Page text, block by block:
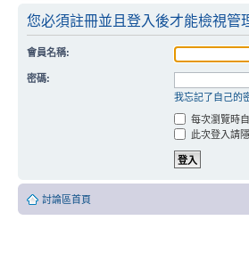
您必須註冊並且登入後才能檢視管
會員名稱:
密碼:
我忘記了自己的
每次瀏覽時
此次登入請
討論區首頁